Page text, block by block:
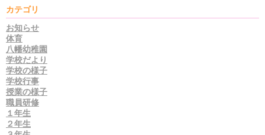
カテゴリ
お知らせ
体育
八幡幼稚園
学校だより
学校の様子
学校行事
授業の様子
職員研修
１年生
２年生